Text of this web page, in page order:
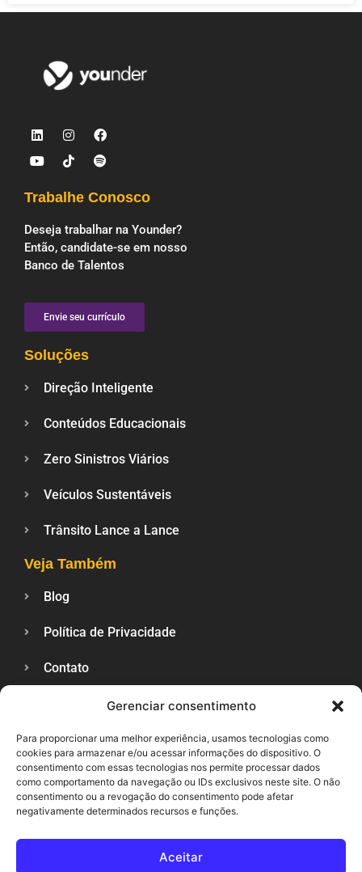
Gerenciar consentimento
Para proporcionar uma melhor experiência, usamos tecnologias como
cookies para armazenar e/ou acessar informações do dispositivo. O
consentimento com essas tecnologias nos permite processar dados
como comportamento da navegação ou IDs exclusivos neste site. O não
consentimento ou a revogação do consentimento pode afetar
negativamente determinados recursos e funções.
Aceitar
Trabalhe Conosco
Deseja trabalhar na Younder?
Então, candidate-se em nosso
Banco de Talentos
Envie seu currículo
Soluções
Direção Inteligente
Conteúdos Educacionais
Zero Sinistros Viários
Veículos Sustentáveis
Trânsito Lance a Lance
Veja Também
Blog
Política de Privacidade
Contato
SUPORTE